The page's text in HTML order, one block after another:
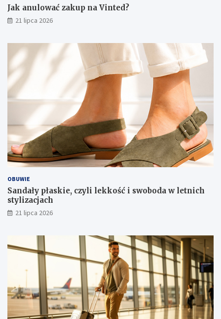
Jak anulować zakup na Vinted?
21 lipca 2026
OBUWIE
Sandały płaskie, czyli lekkość i swoboda w letnich
stylizacjach
21 lipca 2026